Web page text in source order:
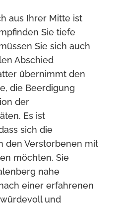
aus Ihrer Mitte ist
Sie tiefe
Sie sich auch
Abschied
übernimmt den
die Beerdigung
der
Es ist
sich die
den Verstorbenen mit
möchten. Sie
nahe
einer erfahrenen
und